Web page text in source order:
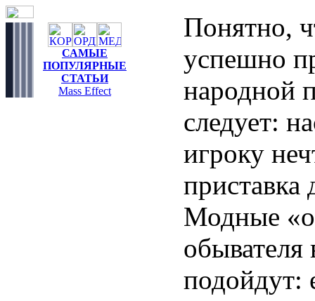
САМЫЕ
ПОПУЛЯРНЫЕ
СТАТЬИ
Mass Effect
Понятно,
успешно
народной
следует:
игроку
приставка
Модные
обывателя
подойдут: